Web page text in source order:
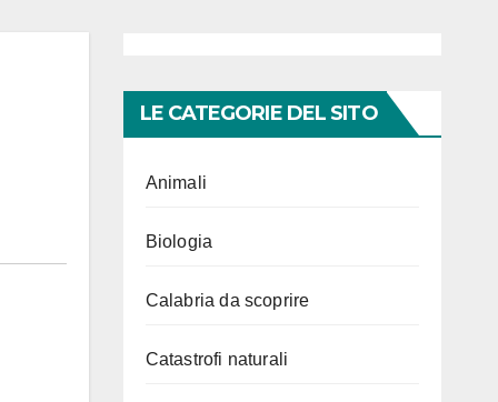
LE CATEGORIE DEL SITO
Animali
Biologia
Calabria da scoprire
Catastrofi naturali